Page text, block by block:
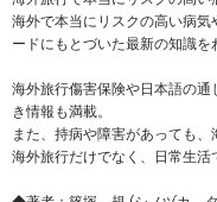
海外で本当にリスクの高い病
ードにもとづいた最新の知識を
海外旅行傷害保険や日本語の
き情報も満載。
また、持病や障害があっても、
海外旅行だけでなく、日常生活